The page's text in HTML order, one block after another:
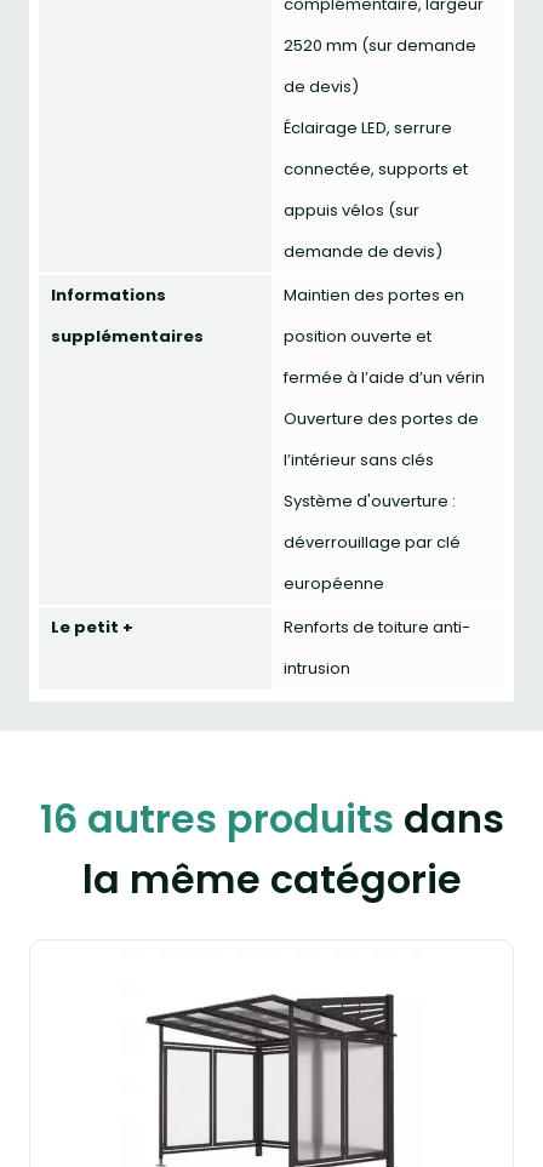
2520 mm (sur demande
de devis)
Éclairage LED, serrure
connectée, supports et
appuis vélos (sur
demande de devis)
Informations
supplémentaires
Maintien des portes en
position ouverte et
fermée à l’aide d’un vérin
Ouverture des portes de
l’intérieur sans clés
Système d'ouverture :
déverrouillage par clé
européenne
Le petit +
Renforts de toiture anti-
intrusion
16 autres produits dans
la même catégorie